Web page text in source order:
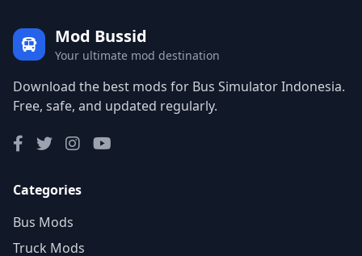
Mod Bussid
Your ultimate mod destination
Download the best mods for Bus Simulator Indonesia.
Free, safe, and updated regularly.
Categories
Bus Mods
Truck Mods